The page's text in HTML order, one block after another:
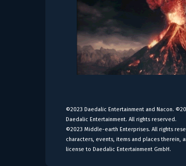
©2023 Daedalic Entertainment and Nacon.
Daedalic Entertainment. All rights reserved.
©2023 Middle-earth Enterprises. All rights
characters, events, items and places therein,
license to Daedalic Entertainment GmbH.